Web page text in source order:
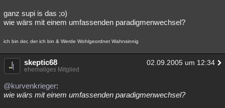
Besucht Teilgenommen Alle Neue Geschlossen
Lesenswert Schlüsselwörter
ganz supi is das ;o)
wie wärs mit einem umfassenden paradigmenwechsel?
ich bin der, der ich bin & Werde Wohlgeordnet Wahnsinnig
skeptic68 02.09.2005 um 12:34
ehemaliges Mitglied
@kurvenkrieger:
wie wärs mit einem umfassenden paradigmenwechsel?